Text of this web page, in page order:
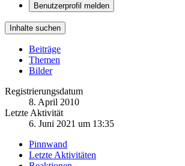
Benutzerprofil melden
Inhalte suchen
Beiträge
Themen
Bilder
Registrierungsdatum
8. April 2010
Letzte Aktivität
6. Juni 2021 um 13:35
Pinnwand
Letzte Aktivitäten